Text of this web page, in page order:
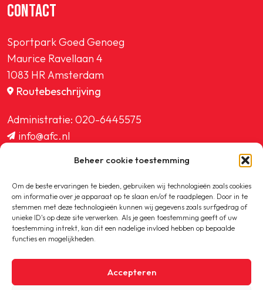
Beheer cookie toestemming
Om de beste ervaringen te bieden, gebruiken wij technologieën zoals cookies
om informatie over je apparaat op te slaan en/of te raadplegen. Door in te
stemmen met deze technologieën kunnen wij gegevens zoals surfgedrag of
unieke ID's op deze site verwerken. Als je geen toestemming geeft of uw
toestemming intrekt, kan dit een nadelige invloed hebben op bepaalde
functies en mogelijkheden.
Accepteren
CONTACT
Sportpark Goed Genoeg
Maurice Ravellaan 4
1083 HR Amsterdam
Routebeschrijving
Administratie: 020-6445575
info@afc.nl
ledenadministratie@afc.nl
Copyright © 2020-2026 AFC